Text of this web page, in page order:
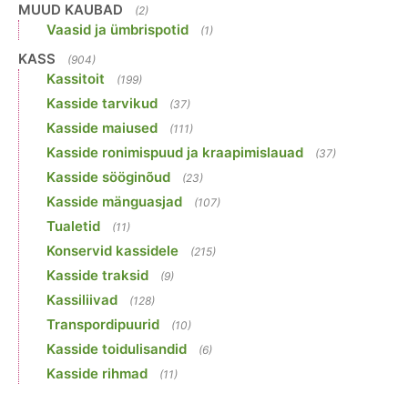
MUUD KAUBAD (2)
Vaasid ja ümbrispotid (1)
KASS (904)
Kassitoit (199)
Kasside tarvikud (37)
Kasside maiused (111)
Kasside ronimispuud ja kraapimislauad (37)
Kasside sööginõud (23)
Kasside mänguasjad (107)
Tualetid (11)
Konservid kassidele (215)
Kasside traksid (9)
Kassiliivad (128)
Transpordipuurid (10)
Kasside toidulisandid (6)
Kasside rihmad (11)